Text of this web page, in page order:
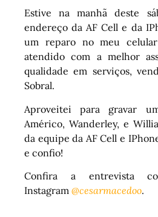
Estive na manhã deste
endereço da AF Cell e da
um reparo no meu
atendido com a melhor
qualidade em serviços,
Sobral.
Aproveitei para gravar
Américo, Wanderley, e
da equipe da AF Cell e
e confio!
Confira a entrevista
Instagram @cesarmacedoo.